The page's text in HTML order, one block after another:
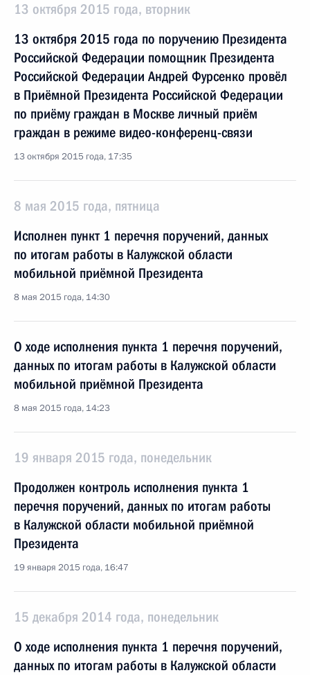
13 октября 2015 года, вторник
13 октября 2015 года по поручению Президента
Российской Федерации помощник Президента
Российской Федерации Андрей Фурсенко провёл
в Приёмной Президента Российской Федерации
по приёму граждан в Москве личный приём
граждан в режиме видео-конференц-связи
13 октября 2015 года, 17:35
8 мая 2015 года, пятница
Исполнен пункт 1 перечня поручений, данных
по итогам работы в Калужской области
мобильной приёмной Президента
8 мая 2015 года, 14:30
О ходе исполнения пункта 1 перечня поручений,
данных по итогам работы в Калужской области
мобильной приёмной Президента
8 мая 2015 года, 14:23
19 января 2015 года, понедельник
Продолжен контроль исполнения пункта 1
перечня поручений, данных по итогам работы
в Калужской области мобильной приёмной
Президента
19 января 2015 года, 16:47
15 декабря 2014 года, понедельник
О ходе исполнения пункта 1 перечня поручений,
данных по итогам работы в Калужской области